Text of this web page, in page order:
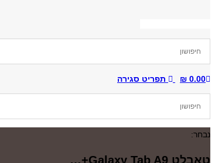
Search ₪ 0.00 תפריט סגירה
נבחר:
טאבלט Galaxy Tab A9+…